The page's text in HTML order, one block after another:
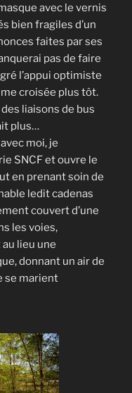
avec le vernis
bien fragiles d’un
faites par ses
pas de faire
l’appui optimiste
croisée plus tôt.
liaisons de bus
plus…
moi, je
SNCF et ouvre le
en prenant soin de
ledit cadenas
couvert d’une
les voies,
lieu une
donnant un air de
se marient